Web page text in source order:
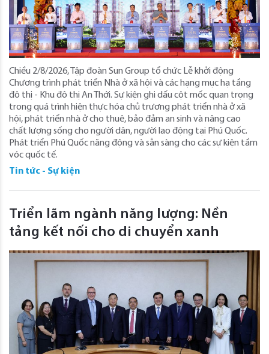
Chiều 2/8/2026, Tập đoàn Sun Group tổ chức Lễ khởi động
Chương trình phát triển Nhà ở xã hội và các hạng mục hạ tầng
đô thị - Khu đô thị An Thới. Sự kiện ghi dấu cột mốc quan trọng
trong quá trình hiện thực hóa chủ trương phát triển nhà ở xã
hội, phát triển nhà ở cho thuê, bảo đảm an sinh và nâng cao
chất lượng sống cho người dân, người lao động tại Phú Quốc.
Phát triển Phú Quốc năng động và sẵn sàng cho các sự kiện tầm
vóc quốc tế.
Tin tức - Sự kiện
Triển lãm ngành năng lượng: Nền
tảng kết nối cho di chuyển xanh